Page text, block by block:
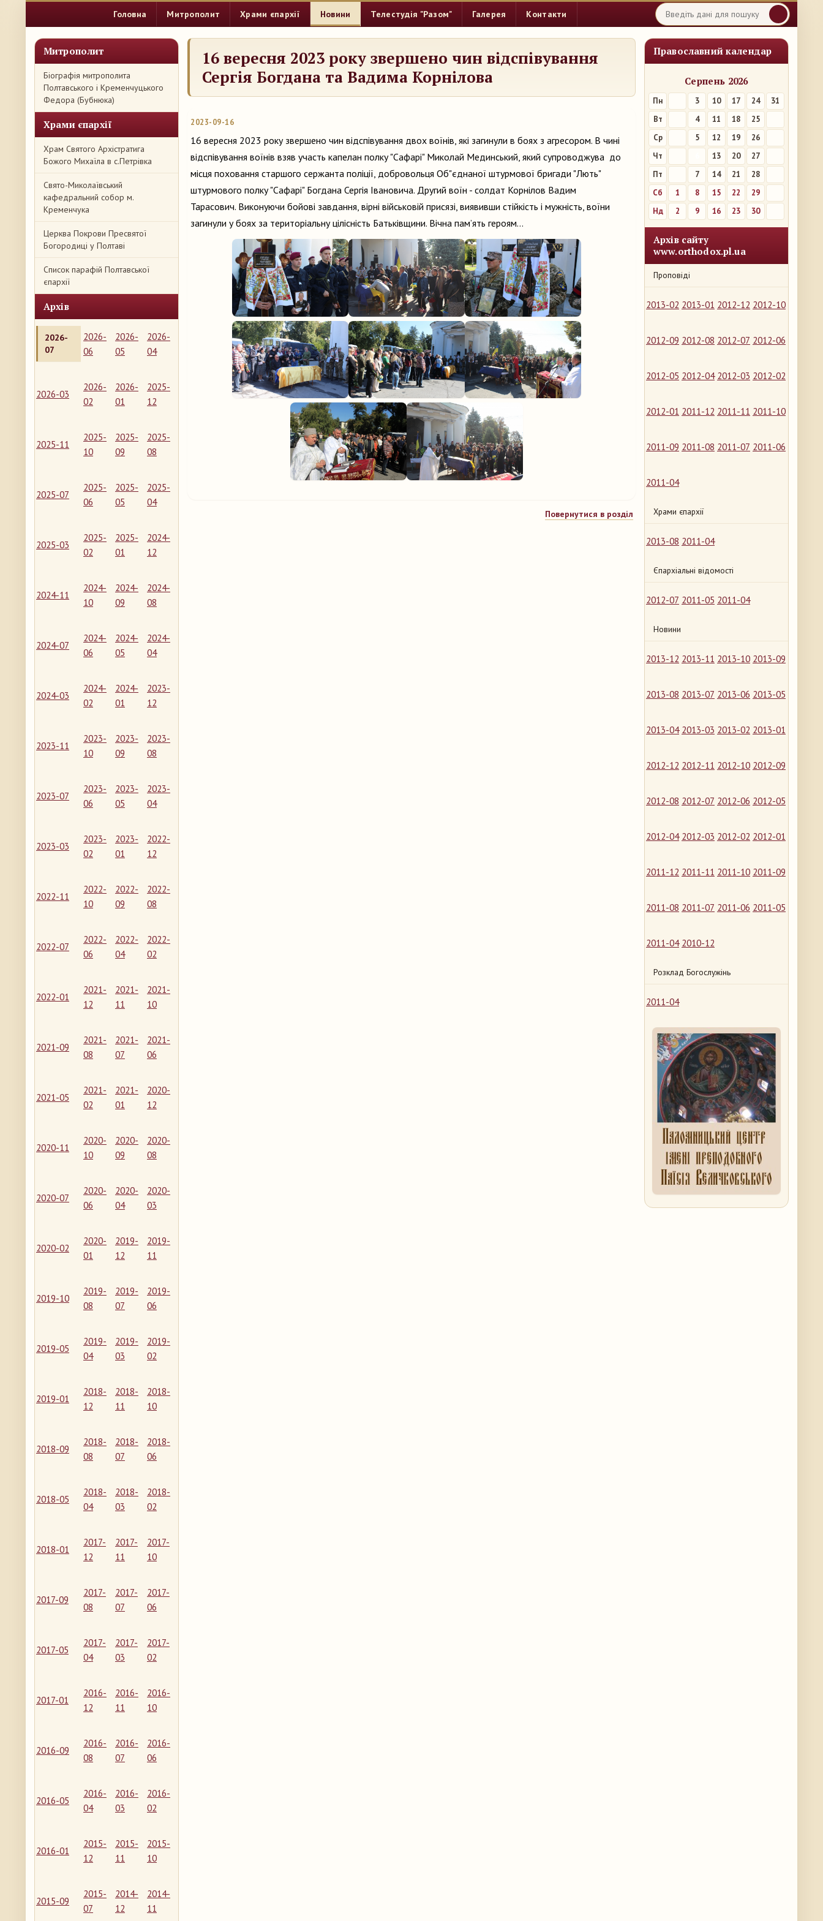
Головна Митрополит Храми єпархії Новини Телестудія "Разом" Галерея Контакти
Митрополит
Біографія митрополита
Полтавського і Кременчуцького
Федора (Бубнюка)
Храми єпархії
Храм Святого Архістратига
Божого Михаїла в с.Петрівка
Свято-Миколаївський
кафедральний собор м.
Кременчука
Церква Покрови Пресвятої
Богородиці у Полтаві
Список парафій Полтавської
єпархії
Архів
2026-
07
2026-
06
2026-
05
2026-
04
2026-03
2026-
02
2026-
01
2025-
12
2025-11
2025-
10
2025-
09
2025-
08
2025-07
2025-
06
2025-
05
2025-
04
2025-03
2025-
02
2025-
01
2024-
12
2024-11
2024-
10
2024-
09
2024-
08
2024-07
2024-
06
2024-
05
2024-
04
2024-03
2024-
02
2024-
01
2023-
12
2023-11
2023-
10
2023-
09
2023-
08
2023-07
2023-
06
2023-
05
2023-
04
2023-03
2023-
02
2023-
01
2022-
12
2022-11
2022-
10
2022-
09
2022-
08
2022-07
2022-
06
2022-
04
2022-
02
2022-01
2021-
12
2021-
11
2021-
10
2021-09
2021-
08
2021-
07
2021-
06
2021-05
2021-
02
2021-
01
2020-
12
2020-11
2020-
10
2020-
09
2020-
08
2020-07
2020-
06
2020-
04
2020-
03
2020-02
2020-
01
2019-
12
2019-
11
2019-10
2019-
08
2019-
07
2019-
06
2019-05
2019-
04
2019-
03
2019-
02
2019-01
2018-
12
2018-
11
2018-
10
2018-09
2018-
08
2018-
07
2018-
06
2018-05
2018-
04
2018-
03
2018-
02
2018-01
2017-
12
2017-
11
2017-
10
2017-09
2017-
08
2017-
07
2017-
06
2017-05
2017-
04
2017-
03
2017-
02
2017-01
2016-
12
2016-
11
2016-
10
2016-09
2016-
08
2016-
07
2016-
06
2016-05
2016-
04
2016-
03
2016-
02
2016-01
2015-
12
2015-
11
2015-
10
2015-09
2015-
07
2014-
12
2014-
11
Православний календар
Серпень 2026
Пн 3 10 17 24
31
Вт
4 11 18
25
Ср
5 12 19
26
Чт
13 20
27
Пт
7 14 21
28
Сб
1 8 15 22
29
Нд
2 9 16 23 30
Архів сайту
www.orthodox.pl.ua
Проповіді
2013-02 2013-01 2012-12 2012-10
2012-09 2012-08 2012-07 2012-06
2012-05 2012-04 2012-03 2012-02
2012-01 2011-12 2011-11 2011-10
2011-09 2011-08 2011-07 2011-06
2011-04
Храми єпархії
2013-08 2011-04
Єпархіальні відомості
2012-07 2011-05 2011-04
Новини
2013-12 2013-11 2013-10 2013-09
2013-08 2013-07 2013-06 2013-05
2013-04 2013-03 2013-02 2013-01
2012-12 2012-11 2012-10 2012-09
2012-08 2012-07 2012-06 2012-05
2012-04 2012-03 2012-02 2012-01
2011-12 2011-11 2011-10 2011-09
2011-08 2011-07 2011-06 2011-05
2011-04 2010-12
Розклад Богослужінь
2011-04
16 вересня 2023 року звершено чин відспівування
Сергія Богдана та Вадима Корнілова
2023-09-16
16 вересня 2023 року звершено чин відспівування двох воїнів, які загинули в боях з агресором. В чині
відспівування воїнів взяв участь капелан полку "Сафарі" Миколай Мединський, який супроводжува до
місця поховання старшого сержанта поліції, добровольця Об"єднаної штурмової бригади "Лють"
штурмового полку "Сафарі" Богдана Сергія Івановича. Другий воїн - солдат Корнілов Вадим
Тарасович. Виконуючи бойові завдання, вірні військовій присязі, виявивши стійкість і мужність, воїни
загинули у боях за територіальну цілісність Батьківщини. Вічна пам’ять героям…
Повернутися в розділ